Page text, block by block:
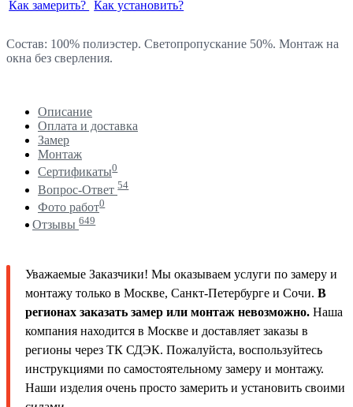
Как замерить? Как установить?
Состав: 100% полиэстер. Светопропускание 50%. Монтаж на
окна без сверления.
Описание
Оплата и доставка
Замер
Монтаж
Сертификаты0
Вопрос-Ответ 54
Фото работ0
Отзывы 649
Уважаемые Заказчики! Мы оказываем услуги по замеру и
монтажу только в Москве, Санкт-Петербурге и Сочи. В
регионах заказать замер или монтаж невозможно. Наша
компания находится в Москве и доставляет заказы в
регионы через ТК СДЭК. Пожалуйста, воспользуйтесь
инструкциями по самостоятельному замеру и монтажу.
Наши изделия очень просто замерить и установить своими